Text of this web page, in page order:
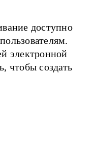
доступно
электронной
чтобы создать